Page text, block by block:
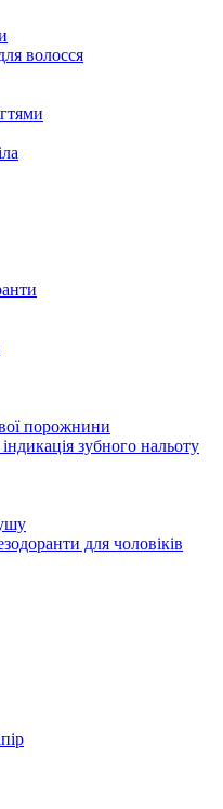
волосся
порожнини
зубного нальоту
для чоловіків